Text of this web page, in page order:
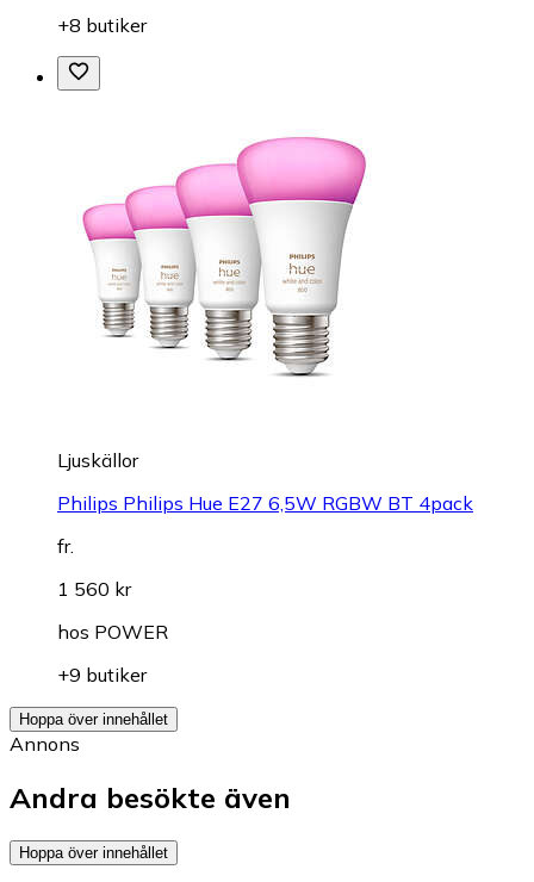
+8 butiker
Ljuskällor
Philips Philips Hue E27 6,5W RGBW BT 4pack
fr.
1 560 kr
hos POWER
+9 butiker
Hoppa över innehållet
Annons
Andra besökte även
Hoppa över innehållet